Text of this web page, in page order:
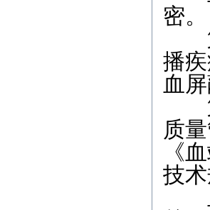
密。
第
播
血
第
质
《
技
血